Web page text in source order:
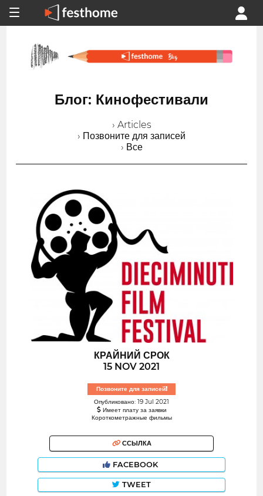
Блог: Кинофестивали
› Articles
› Позвоните для записей
› Все
КРАЙНИЙ СРОК
15 NOV 2021
Позвоните для записей!
Опубликовано: 19 Jul 2021
Имеет плату за заявки
Короткометражные фильмы
ССЫЛКА
FACEBOOK
TWEET